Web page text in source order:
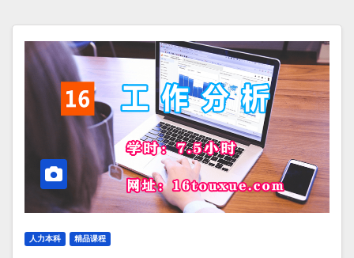
人力本科 精品课程